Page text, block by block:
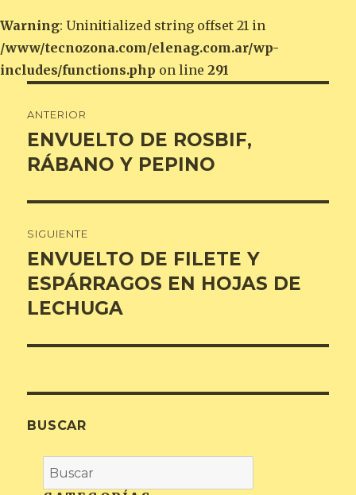
Warning: Uninitialized string offset 21 in
/www/tecnozona.com/elenag.com.ar/wp-
includes/functions.php on line 291
de
entradas
ANTERIOR
Entrada
anterior:
ENVUELTO DE ROSBIF,
RÁBANO Y PEPINO
SIGUIENTE
Entrada
siguiente:
ENVUELTO DE FILETE Y
ESPÁRRAGOS EN HOJAS DE
LECHUGA
BUSCAR